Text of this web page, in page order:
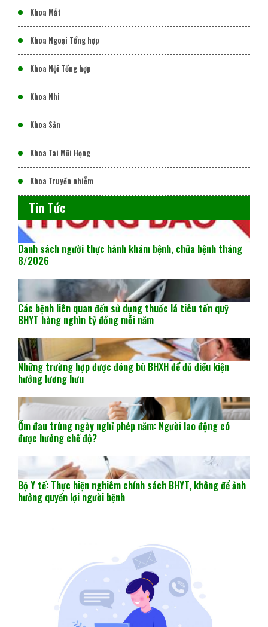
Khoa Mắt
Khoa Ngoại Tổng hợp
Khoa Nội Tổng hợp
Khoa Nhi
Khoa Sản
Khoa Tai Mũi Họng
Khoa Truyền nhiễm
Tin Tức
Danh sách người thực hành khám bệnh, chữa bệnh tháng
8/2026
Các bệnh liên quan đến sử dụng thuốc lá tiêu tốn quỹ
BHYT hàng nghìn tỷ đồng mỗi năm
Những trường hợp được đóng bù BHXH để đủ điều kiện
hưởng lương hưu
Ốm đau trùng ngày nghỉ phép năm: Người lao động có
được hưởng chế độ?
Bộ Y tế: Thực hiện nghiêm chính sách BHYT, không để ảnh
hưởng quyền lợi người bệnh